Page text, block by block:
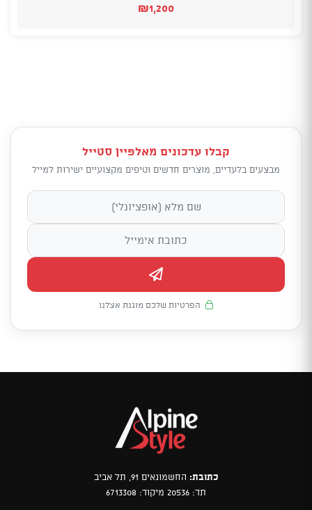
₪1,200
קבלו עדכונים מאלפיין סטייל
מבצעים בלעדיים, מוצרים חדשים וטיפים מקצועיים ישירות למייל
הפרטיות שלכם מוגנת אצלנו
כתובת: החשמונאים 91, תל אביב
תד: 20536 מיקוד: 6713308